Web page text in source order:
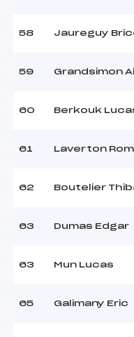
58 Jaureguy
59 Grandsimon
60 Berkouk
61 Laverton
62 Boutelier
63 Dumas Edgar
63 Mun Lucas
65 Galimany Eric